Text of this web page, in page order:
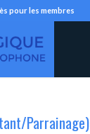
pour les membres
Parrainage)